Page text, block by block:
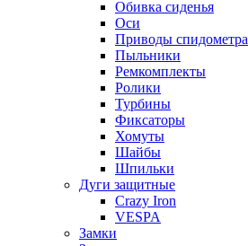
Обивка сиденья
Оси
Приводы спидометра
Пыльники
Ремкомплекты
Ролики
Турбины
Фиксаторы
Хомуты
Шайбы
Шпильки
Дуги защитные
Crazy Iron
VESPA
Замки